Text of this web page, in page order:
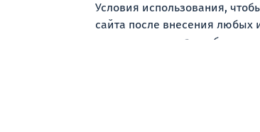
Условия использования,
сайта после внесения любых
разумные усилия, чтобы